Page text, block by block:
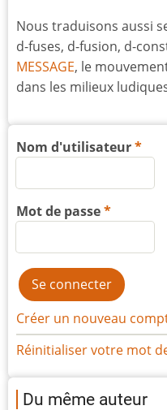
Nous traduisons aussi
d-fuses, d-fusion, d-
MESSAGE, le
dans les milieux
Nom d'utilisateur
Mot de passe
Créer un nouveau
Réinitialiser votre mot
Du même auteur